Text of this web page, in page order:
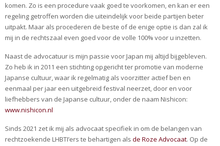
komen. Zo is een procedure vaak goed te voorkomen, en kan er een
regeling getroffen worden die uiteindelijk voor beide partijen beter
uitpakt. Maar als procederen de beste of de enige optie is dan zal ik
mij in de rechtszaal even goed voor de volle 100% voor u inzetten.
Naast de advocatuur is mijn passie voor Japan mij altijd bijgebleven.
Zo heb ik in 2011 een stichting opgericht ter promotie van moderne
Japanse cultuur, waar ik regelmatig als voorzitter actief ben en
eenmaal per jaar een uitgebreid festival neerzet, door en voor
liefhebbers van de Japanse cultuur, onder de naam Nishicon:
www.nishicon.nl
Sinds 2021 zet ik mij als advocaat specifiek in om de belangen van
rechtzoekende LHBTI’ers te behartigen als de Roze Advocaat. Op de